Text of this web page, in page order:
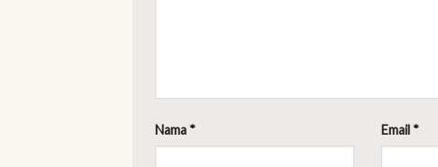
Nama * Email *